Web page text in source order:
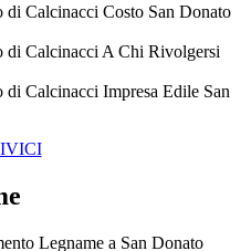
Calcinacci Costo San Donato
di Calcinacci A Chi Rivolgersi
Calcinacci Impresa Edile San